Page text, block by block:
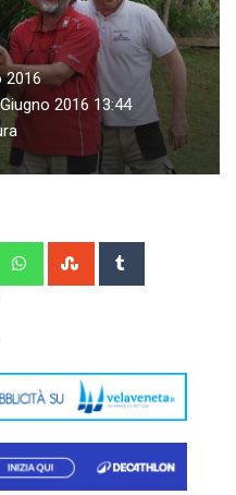
2016
2016 13:44
WhatsappStumbleUpon